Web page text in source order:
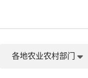
各地农业农村部门